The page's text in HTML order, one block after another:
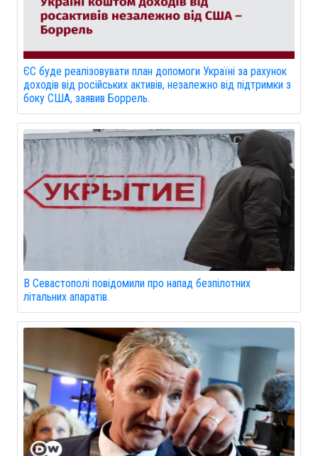
ЄС буде реалізовувати план допомоги Україні за рахунок
доходів від російських активів, незалежно від підтримки з
боку США, заявив Боррель.
В Севастополі повідомили про напад безпілотних
літальних апаратів.